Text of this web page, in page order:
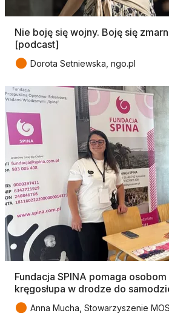
Nie boję się wojny. Boję się
[podcast]
● Dorota Setniewska, ngo.pl
Fundacja SPINA pomaga
kręgosłupa w drodze do
● Anna Mucha, Stowarzyszenie